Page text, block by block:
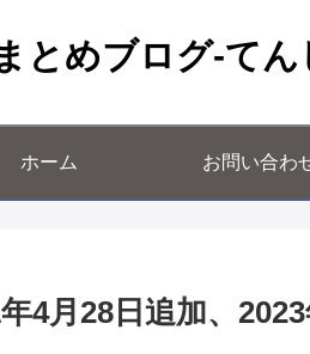
とめブログ-て
ホーム お問い合わ
4月28日追加、2023